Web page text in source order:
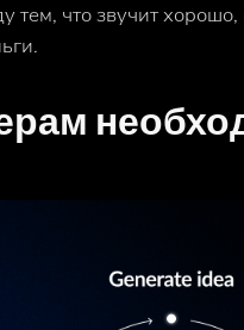
тем, что звучит хорошо